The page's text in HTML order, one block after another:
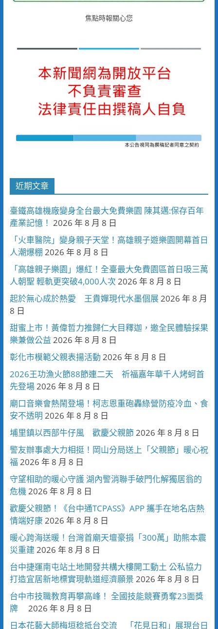
焦點時報關心您
近期文章
臺鐵高雄機廠變身全台最大免費樂園 陳其邁:保存百年
產業記憶！ 2026 年 8 月 8 日
「火車醫院」變身親子天堂！高雄親子遊樂園開幕首日
人潮爆棚 2026 年 8 月 8 日
「高雄親子樂園」爆紅！全臺最大免費園區首日吸三萬
人朝聖 輕軌更突破4,000人次 2026 年 8 月 8 日
起於無心成於熱愛 王貴嬋現代水墨個展2026 年 8 月
8 日
甜蜜上市！黃偉哲力推歸仁大目釋迦，邀全民體驗採果
樂兼做公益 2026 年 8 月 8 日
彰化市模範父親表揚活動 2026 年 8 月 8 日
2026王功漁火節88節連二天 祈福嘉年華千人烤蚵首
先登場2026 年 8 月 8 日
廟口音樂會熱鬧登場！柯志恩重砲轟綠營防疫冷血、食
安不透明 2026 年 8 月 8 日
埔里鎮以西部牛仔風 歡慶父親節2026 年 8 月 8 日
警友辦事處大力相挺！岡山分局送上「父親節」暖心祝
福 2026 年 8 月 8 日
守望相助的暖心守護 湖內警消聯手破門化解獨居翁的
危機2026 年 8 月 8 日
歡慶父親節！《台中通TCPASS》APP 攜手在地名店熱
情端好康2026 年 8 月 8 日
暖心跨海送暖！台灣首廟天壇豪捐「300萬」助熊本震
災重建 2026 年 8 月 8 日
台中捷運南屯站土地開發共構大樓開工動土 公私協力
打造宜居新地標實現軌道經濟願景 2026 年 8 月 8 日
台中市技職教育再攀高峰！ 全國技能競賽勇奪23面獎
牌
2026 年 8 月 8 日
日本花藝大師梅垣稔抵台交流 「花見日和」展現台日